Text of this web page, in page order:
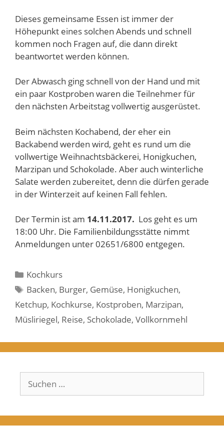
Dieses gemeinsame Essen ist immer der
Höhepunkt eines solchen Abends und schnell
kommen noch Fragen auf, die dann direkt
beantwortet werden können.
Der Abwasch ging schnell von der Hand und mit
ein paar Kostproben waren die Teilnehmer für
den nächsten Arbeitstag vollwertig ausgerüstet.
Beim nächsten Kochabend, der eher ein
Backabend werden wird, geht es rund um die
vollwertige Weihnachtsbäckerei, Honigkuchen,
Marzipan und Schokolade. Aber auch winterliche
Salate werden zubereitet, denn die dürfen gerade
in der Winterzeit auf keinen Fall fehlen.
Der Termin ist am 14.11.2017. Los geht es um
18:00 Uhr. Die Familienbildungsstätte nimmt
Anmeldungen unter 02651/6800 entgegen.
Kategorien
Kochkurs
Schlagwörter
Backen, Burger, Gemüse, Honigkuchen,
Ketchup, Kochkurse, Kostproben, Marzipan,
Müsliriegel, Reise, Schokolade, Vollkornmehl
Suchen
nach: